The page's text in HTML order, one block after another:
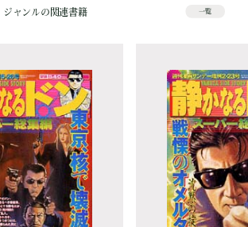
ジャンルの関連書籍 一覧